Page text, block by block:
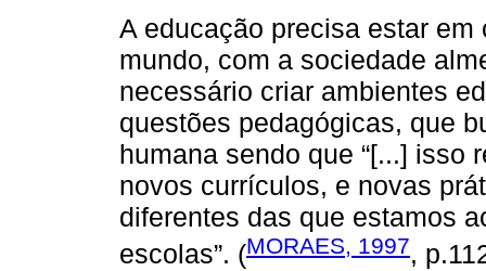
A educação precisa estar
mundo, com a sociedade
necessário criar ambientes
questões pedagógicas, que
humana sendo que “[...] isso
novos currículos, e novas
diferentes das que estamos
escolas”. (MORAES, 1997,